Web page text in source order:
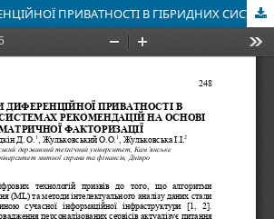
МЕТОДИ ДИФЕРЕНЦІЙНОЇ ПРИВАТНОСТІ В ГІБРИДНИХ СИСТЕМАХ РЕКОМЕНДАЦІЙ НА ОСНОВІ МАТРИЧНОЇ ФАКТОРИЗАЦІЇ